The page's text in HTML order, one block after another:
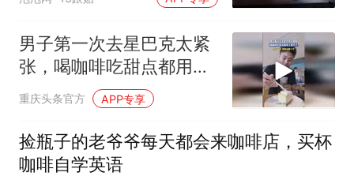
男子第一次去星巴克太紧
张，喝咖啡吃甜点都用上
筷子了
重庆头条官方 APP专享
捡瓶子的老爷爷每天都会来咖啡店，买杯
咖啡自学英语